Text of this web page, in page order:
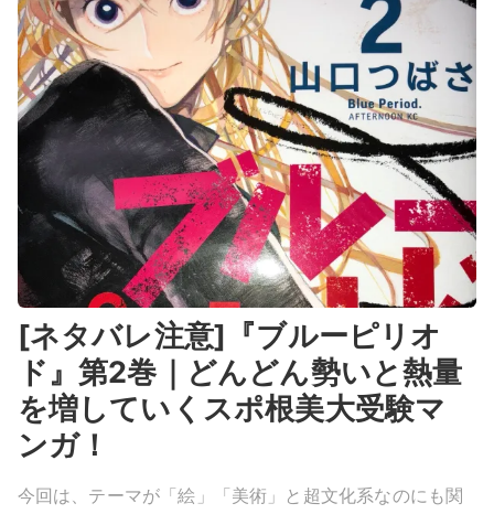
[ネタバレ注意]『ブルーピリオ
ド』第2巻｜どんどん勢いと熱量
を増していくスポ根美大受験マ
ンガ！
今回は、テーマが「絵」「美術」と超文化系なのにも関